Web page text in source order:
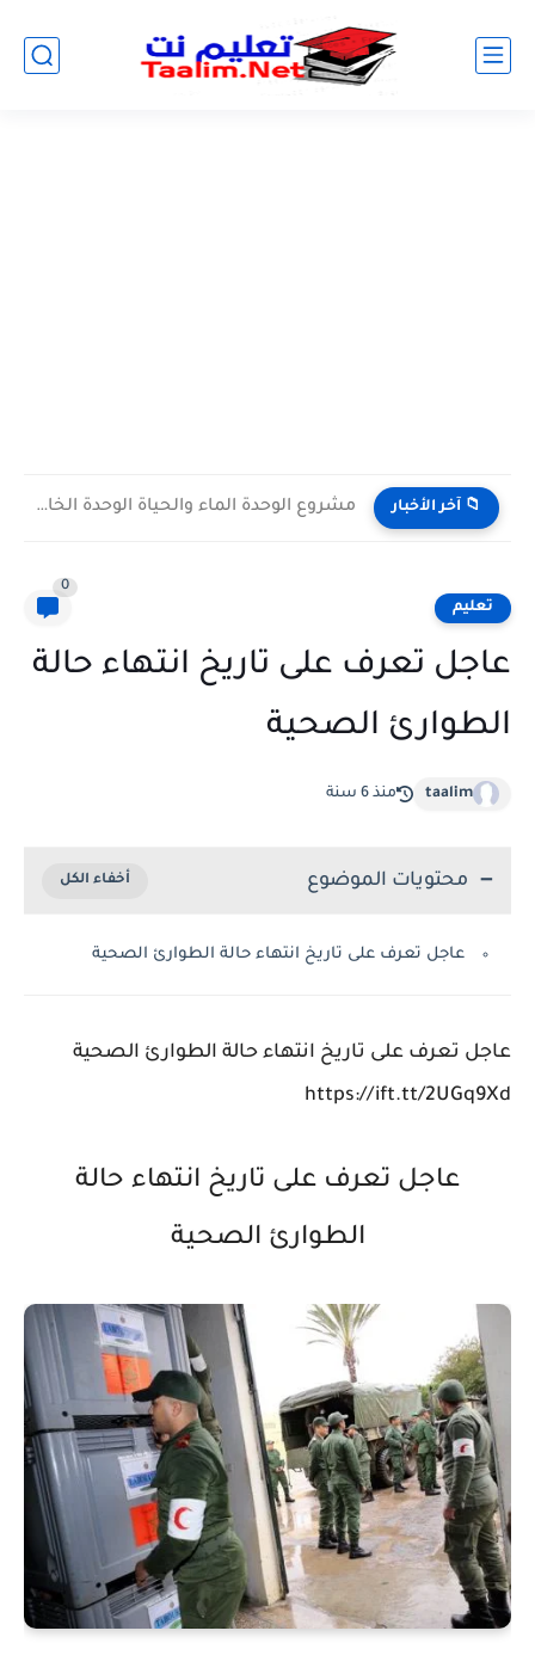
📁 آخر الأخبار مشروع الوحدة الماء والحياة الوحدة الخامسة المستوى الثالث projet de...
تعليم
0
عاجل تعرف على تاريخ انتهاء حالة
الطوارئ الصحية
taalim منذ 6 سنة
محتويات الموضوع
عاجل تعرف على تاريخ انتهاء حالة الطوارئ الصحية
عاجل تعرف على تاريخ انتهاء حالة الطوارئ الصحية
https://ift.tt/2UGq9Xd
عاجل تعرف على تاريخ انتهاء حالة
الطوارئ الصحية